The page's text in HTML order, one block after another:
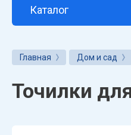
Каталог
Главная Дом и сад
Точилки